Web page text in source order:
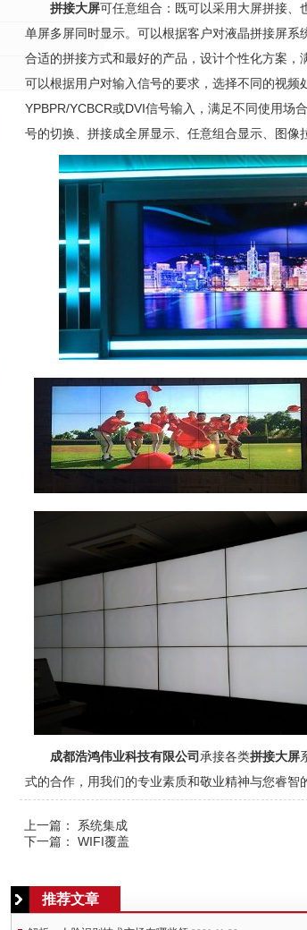
拼接大屏可任意组合：既可以采用大屏拼接、
单屏多屏同时显示。可以根据客户对液晶拼接屏
合适的拼接方式和最好的产品，设计个性化方案，
可以根据用户对输入信号的要求，选择不同的视频
YPBPR/YCBCR或DVI信号输入，满足不同使用场
号的切换、拼接成全屏显示、任意组合显示、图像
成都浩鸿伟业科技有限公司承接各类拼接大屏
式的合作，用我们的专业素质和敬业精神与您睿智
上一篇： 系统集成
下一篇： WIFI覆盖
推荐文章